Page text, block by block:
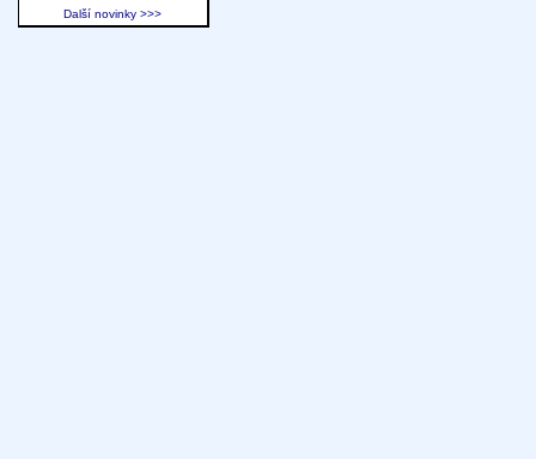
Další novinky >>>